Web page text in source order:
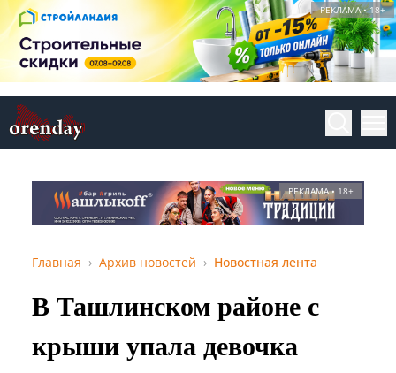
РЕКЛАМА • 18+
РЕКЛАМА • 18+
Главная Архив новостей Новостная лента
В Ташлинском районе с
крыши упала девочка